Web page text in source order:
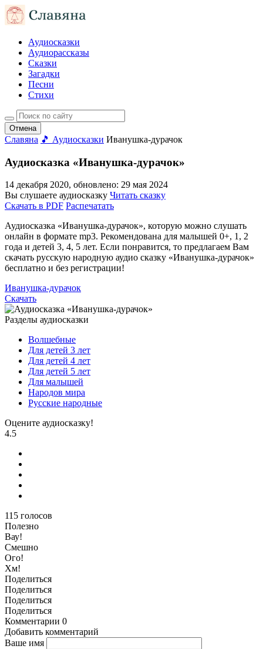
Аудиосказки
Аудиорассказы
Сказки
Загадки
Песни
Стихи
Отмена
Славяна 🎵 Аудиосказки Иванушка-дурачок
Аудиосказка «Иванушка-дурачок»
14 декабря 2020, обновлено: 29 мая 2024
Вы слушаете аудиосказку Читать сказку
Скачать в PDF Распечатать
Аудиосказка «Иванушка-дурачок», которую можно слушать
онлайн в формате mp3. Рекомендована для малышей 0+, 1, 2
года и детей 3, 4, 5 лет. Если понравится, то предлагаем Вам
скачать русскую народную аудио сказку «Иванушка-дурачок»
бесплатно и без регистрации!
Иванушка-дурачок
Скачать
Разделы аудиосказки
Волшебные
Для детей 3 лет
Для детей 4 лет
Для детей 5 лет
Для малышей
Народов мира
Русские народные
Оцените аудиосказку!
4.5
115 голосов
Полезно
Вау!
Смешно
Ого!
Хм!
Поделиться
Поделиться
Поделиться
Поделиться
Комментарии 0
Добавить комментарий
Ваше имя